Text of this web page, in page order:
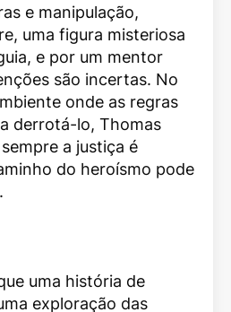
e manipulação,
uma figura misteriosa
e por um mentor
são incertas. No
onde as regras
derrotá-lo, Thomas
a justiça é
do heroísmo pode
uma história de
exploração das